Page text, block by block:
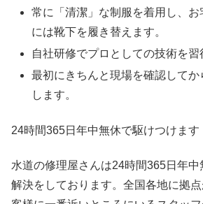
常に「清潔」な制服を着用し、
には靴下を履き替えます。
自社研修でプロとしての技術を習
最初にきちんと現場を確認して
します。
24時間365日 年中無休で駆けつけます
水道の修理屋さんは24時間365日年
解決をしております。全国各地に拠